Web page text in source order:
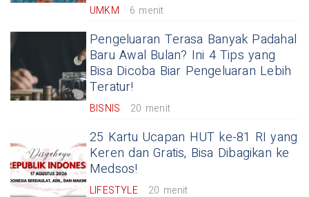
UMKM 6 menit
Pengeluaran Terasa Banyak Padahal
Baru Awal Bulan? Ini 4 Tips yang
Bisa Dicoba Biar Pengeluaran Lebih
Teratur!
BISNIS 20 menit
25 Kartu Ucapan HUT ke-81 RI yang
Keren dan Gratis, Bisa Dibagikan ke
Medsos!
LIFESTYLE 20 menit